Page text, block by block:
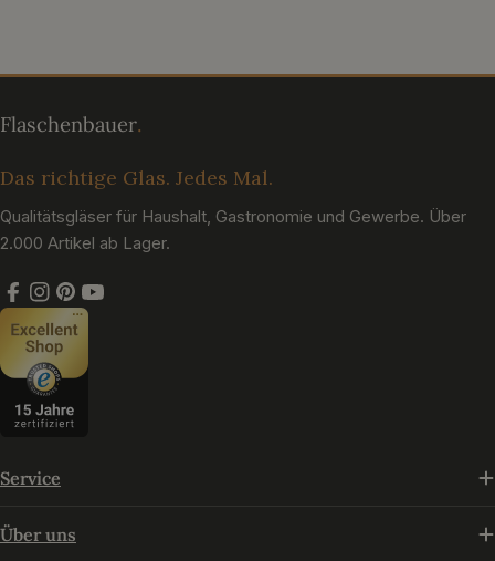
Das richtige Glas. Jedes Mal.
Qualitätsgläser für Haushalt, Gastronomie und Gewerbe. Über
2.000 Artikel ab Lager.
Facebook
Instagram
Pinterest
YouTube
Service
Über uns